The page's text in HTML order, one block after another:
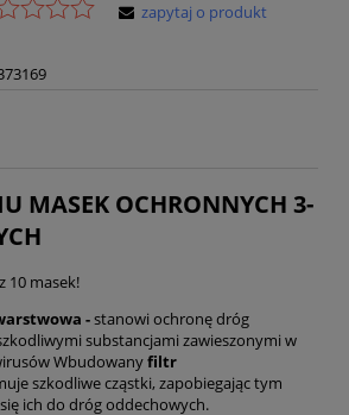
zapytaj o produkt
MASEK OCHRONNYCH 3-
10 masek!
-stanowi ochronę dróg
substancjami zawieszonymi w
Wbudowanyfiltr
szkodliwe cząstki, zapobiegając tym
ich do dróg oddechowych.